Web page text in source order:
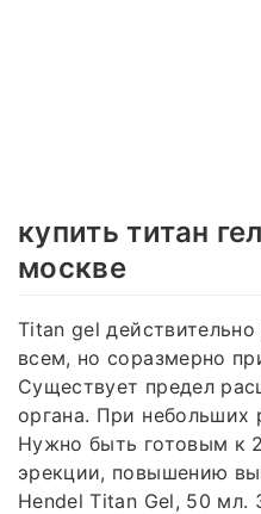
купить титан
москве
Titan gel
всем, но соразмерно
Существует предел
органа. При небольших
Нужно быть готовым к
эрекции, повышению
Hendel Titan Gel, 50 мл.